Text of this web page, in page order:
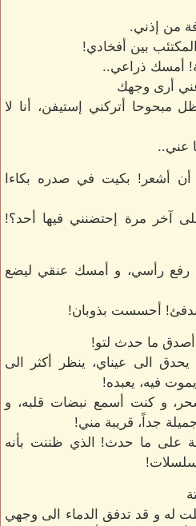
من إذني.
بين أفخادي!
أمسك ذراعي..
أرى وجهك
أتركني إستيفن، أنا لا
عني..
أشعر! بكيت في صدره بكاءا
آخر مرة إحتضنني فيها أحد؟!
رأسي، و أمسك عنقي ليضع
بدفئ! أحسست بذوبان!
أصدق ما حدث لتو!
الى عيناي، ينظر أكثر الى
فيه، يعبده!
و كنت أسمع نبضات قلبه، و
جداً، قريبة مني!
على ما حدث! الذي ظننت بأنه
له و قد تدفق الدماء الى وجهي